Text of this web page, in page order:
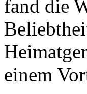
fand die
einem